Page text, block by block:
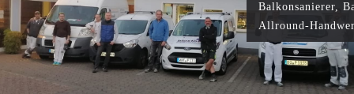
Balkonsanierer,
Allround-